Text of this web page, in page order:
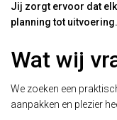
Jij zorgt ervoor dat
planning tot uitvoering.
Wat wij
We zoeken een
aanpakken en plezier